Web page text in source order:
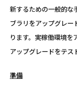
新するための一般的な
ブラリをアップグレー
ります。実稼働環境
アップグレードをテス
準備